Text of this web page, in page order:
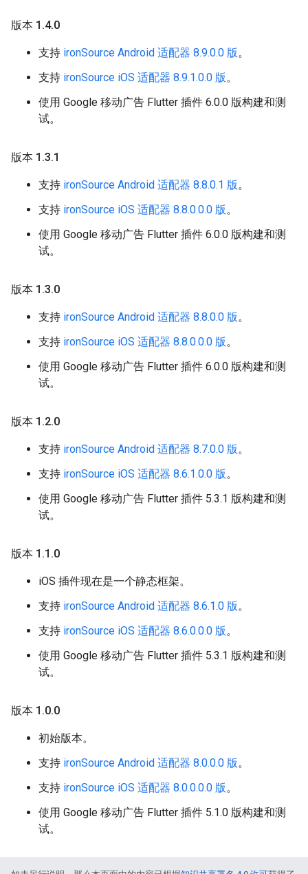
版本 1 .4.0
支持 ironSource Android 适配器 8.9.0.0 版 。
支持 ironSource iOS 适配器 8.9.1.0.0 版 。
使用 Google 移动广告 Flutter 插件 6.0.0 版构建和测
试。
版本 1 .3.1
支持 ironSource Android 适配器 8.8.0.1 版 。
支持 ironSource iOS 适配器 8.8.0.0.0 版 。
使用 Google 移动广告 Flutter 插件 6.0.0 版构建和测
试。
版本 1 .3.0
支持 ironSource Android 适配器 8.8.0.0 版 。
支持 ironSource iOS 适配器 8.8.0.0.0 版 。
使用 Google 移动广告 Flutter 插件 6.0.0 版构建和测
试。
版本 1 .2.0
支持 ironSource Android 适配器 8.7.0.0 版 。
支持 ironSource iOS 适配器 8.6.1.0.0 版 。
使用 Google 移动广告 Flutter 插件 5.3.1 版构建和测
试。
版本 1 .1 .0
iOS 插件现在是一个静态框架。
支持 ironSource Android 适配器 8.6.1.0 版 。
支持 ironSource iOS 适配器 8.6.0.0.0 版 。
使用 Google 移动广告 Flutter 插件 5.3.1 版构建和测
试。
版本 1 .0.0
初始版本。
支持 ironSource Android 适配器 8.0.0.0 版 。
支持 ironSource iOS 适配器 8.0.0.0.0 版 。
使用 Google 移动广告 Flutter 插件 5.1.0 版构建和测
试。